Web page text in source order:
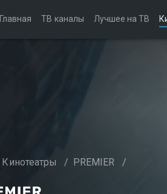
Главная ТВ каналы Лучшее на ТВ
Кинотеатры / PREMIER /